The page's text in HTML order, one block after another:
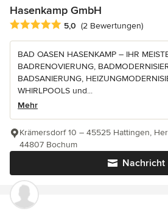
Hasenkamp GmbH
Durchschnittliche Bewertung: 5 von 5
5,0 (2 Bewertungen)
BAD OASEN HASENKAMP – IHR
BADRENOVIERUNG,
BADSANIERUNG,
WHIRLPOOLS und...
Mehr
Nachricht
Krämersdorf 10 – 45525 Hattingen,
44807 Bochum